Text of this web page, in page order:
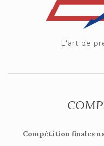
L'art de
Compétition finales